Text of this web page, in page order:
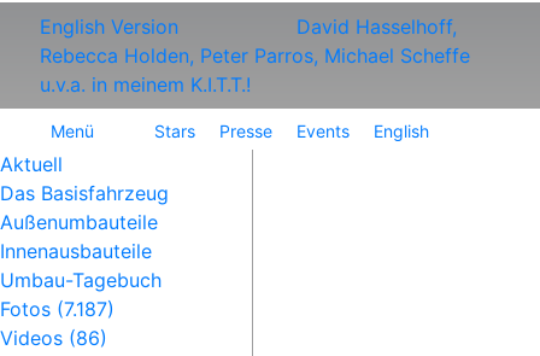
English Version
David Hasselhoff,
Rebecca Holden, Peter Parros, Michael Scheffe
u.v.a. in meinem K.I.T.T.!
Menü Stars Presse Events English
Aktuell
Das Basisfahrzeug
Außenumbauteile
Innenausbauteile
Umbau-Tagebuch
Fotos (7.187)
Videos (86)